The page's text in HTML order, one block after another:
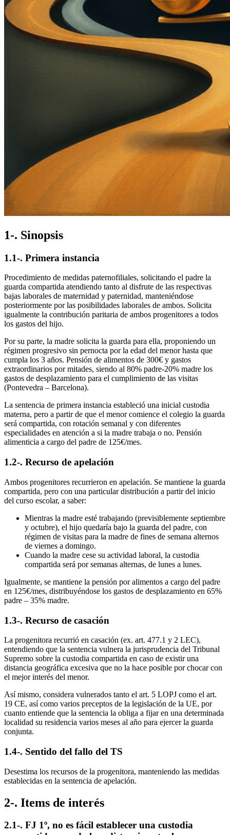
1-. Sinopsis
1.1-. Primera instancia
Procedimiento de medidas paternofiliales, solicitando el padre la
guarda compartida atendiendo tanto al disfrute de las respectivas
bajas laborales de maternidad y paternidad, manteniéndose
posteriormente por las posibilidades laborales de ambos. Solicita
igualmente la contribución paritaria de ambos progenitores a todos
los gastos del hijo.
Por su parte, la madre solicita la guarda para ella, proponiendo un
régimen progresivo sin pernocta por la edad del menor hasta que
cumpla los 3 años. Pensión de alimentos de 300€ y gastos
extraordinarios por mitades, siendo al 80% padre-20% madre los
gastos de desplazamiento para el cumplimiento de las visitas
(Pontevedra – Barcelona).
La sentencia de primera instancia estableció una inicial custodia
materna, pero a partir de que el menor comience el colegio la guarda
será compartida, con rotación semanal y con diferentes
especialidades en atención a si la madre trabaja o no. Pensión
alimenticia a cargo del padre de 125€/mes.
1.2-. Recurso de apelación
Ambos progenitores recurrieron en apelación. Se mantiene la guarda
compartida, pero con una particular distribución a partir del inicio
del curso escolar, a saber:
Mientras la madre esté trabajando (previsiblemente septiembre
y octubre), el hijo quedaría bajo la guarda del padre, con
régimen de visitas para la madre de fines de semana alternos
de viernes a domingo.
Cuando la madre cese su actividad laboral, la custodia
compartida será por semanas alternas, de lunes a lunes.
Igualmente, se mantiene la pensión por alimentos a cargo del padre
en 125€/mes, distribuyéndose los gastos de desplazamiento en 65%
padre – 35% madre.
1.3-. Recurso de casación
La progenitora recurrió en casación (ex. art. 477.1 y 2 LEC),
entendiendo que la sentencia vulnera la jurisprudencia del Tribunal
Supremo sobre la custodia compartida en caso de existir una
distancia geográfica excesiva que no la hace posible por chocar con
el mejor interés del menor.
Así mismo, considera vulnerados tanto el art. 5 LOPJ como el art.
19 CE, así como varios preceptos de la legislación de la UE, por
cuanto entiende que la sentencia la obliga a fijar en una determinada
localidad su residencia varios meses al año para ejercer la guarda
conjunta.
1.4-. Sentido del fallo del TS
Desestima los recursos de la progenitora, manteniendo las medidas
establecidas en la sentencia de apelación.
2-. Items de interés
2.1-. FJ 1º, no es fácil establecer una custodia